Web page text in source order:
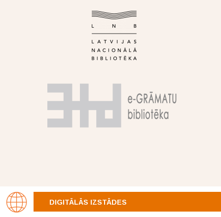
DIGITĀLĀS IZSTĀDES